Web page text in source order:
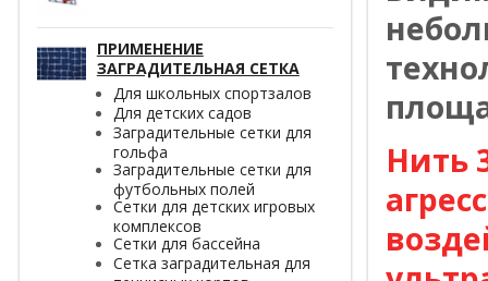
ПРИМЕНЕНИЕ
ЗАГРАДИТЕЛЬНАЯ СЕТКА
Для школьных спортзалов
Для детских садов
Заградительные сетки для
гольфа
Заградительные сетки для
футбольных полей
Сетки для детских игровых
комплексов
Сетки для бассейна
Сетка заградительная для
Нить